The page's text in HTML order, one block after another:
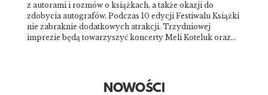
z autorami i rozmów o książkach, a także okazji do
zdobycia autografów. Podczas 10 edycji Festiwalu Książki
nie zabraknie dodatkowych atrakcji. Trzydniowej
imprezie będą towarzyszyć koncerty Meli Koteluk oraz…
NOWOŚCI